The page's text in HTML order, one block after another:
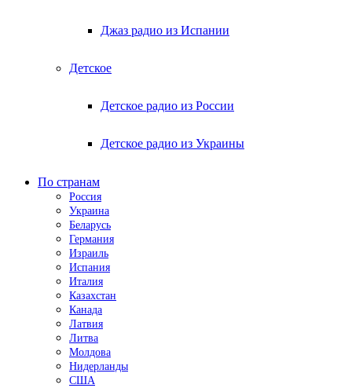
Джаз радио из Испании
Детское
Детское радио из России
Детское радио из Украины
По странам
Россия
Украина
Беларусь
Германия
Израиль
Испания
Италия
Казахстан
Канада
Латвия
Литва
Молдова
Нидерланды
США